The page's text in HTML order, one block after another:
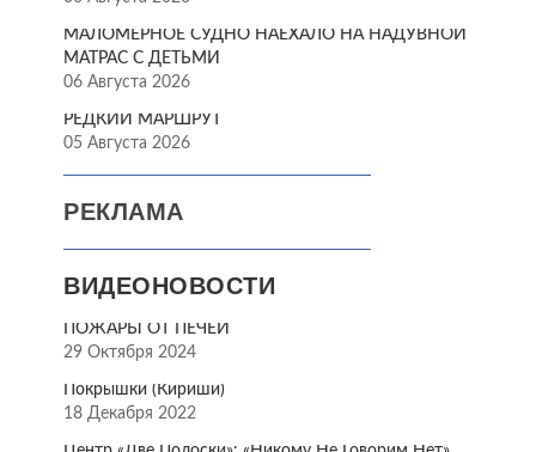
МАЛОМЕРНОЕ СУДНО НАЕХАЛО НА НАДУВНОЙ
МАТРАС С ДЕТЬМИ
06 Августа 2026
РЕДКИЙ МАРШРУТ
05 Августа 2026
РЕКЛАМА
ВИДЕОНОВОСТИ
ПОЖАРЫ ОТ ПЕЧЕЙ
29 Октября 2024
Покрышки (Кириши)
18 Декабря 2022